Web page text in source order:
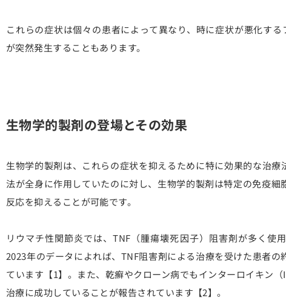
これらの症状は個々の患者によって異なり、時に症状が悪化す
が突然発生することもあります。
生物学的製剤の登場とその効果
生物学的製剤は、これらの症状を抑えるために特に効果的な治
法が全身に作用していたのに対し、生物学的製剤は特定の免疫
反応を抑えることが可能です。
リウマチ性関節炎では、TNF（腫瘍壊死因子）阻害剤が多く使
2023年のデータによれば、TNF阻害剤による治療を受けた患者
ています【1】。また、乾癬やクローン病でもインターロイキン
治療に成功していることが報告されています【2】。